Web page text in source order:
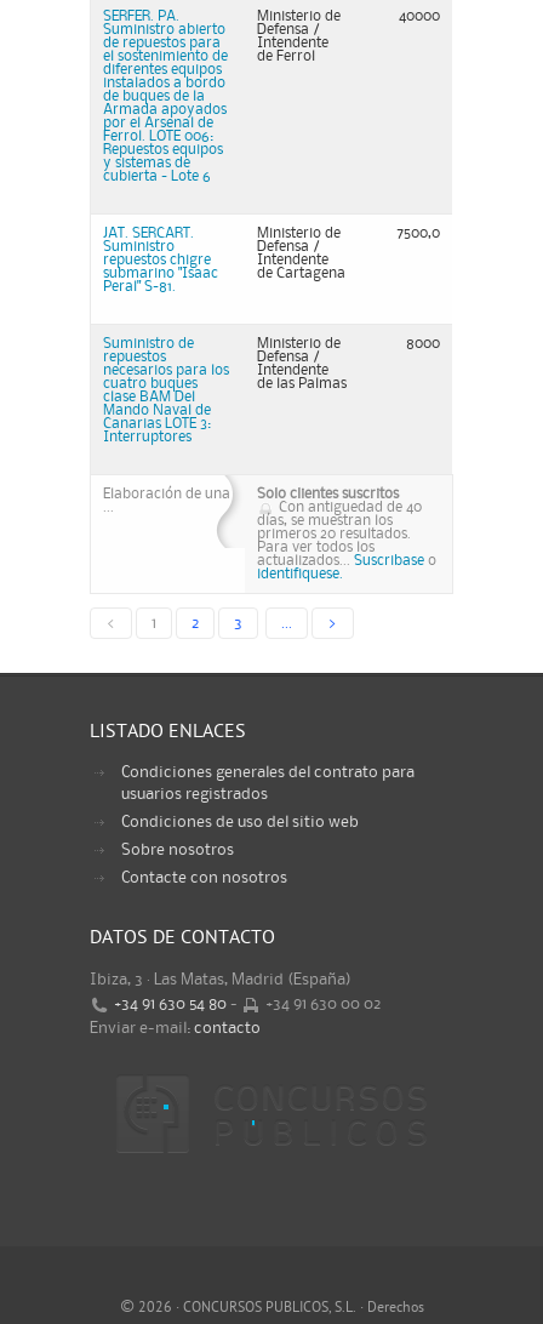
SERFER. PA.
Suministro abierto
de repuestos para
el sostenimiento de
diferentes equipos
instalados a bordo
de buques de la
Armada apoyados
por el Arsenal de
Ferrol. LOTE 006:
Repuestos equipos
y sistemas de
cubierta - Lote 6
Ministerio de
Defensa /
Intendente
de Ferrol
40000
JAT. SERCART.
Suministro
repuestos chigre
submarino "Isaac
Peral" S-81.
Ministerio de
Defensa /
Intendente
de Cartagena
7500,0
Suministro de
repuestos
necesarios para los
cuatro buques
clase BAM Del
Mando Naval de
Canarias LOTE 3:
Interruptores
Ministerio de
Defensa /
Intendente
de las Palmas
8000
Elaboración de una
Solo clientes suscritos
Con antiguedad de 40
días, se muestran los
primeros 20 resultados.
Para ver todos los
actualizados... Suscribase o
identifiquese.
< 1 2 3 >
LISTADO ENLACES
Condiciones generales del contrato para
usuarios registrados
Condiciones de uso del sitio web
Sobre nosotros
Contacte con nosotros
DATOS DE CONTACTO
Ibiza, 3 · Las Matas, Madrid (España)
+34 91 630 54 80 -
+34 91 630 00 02
Enviar e-mail: contacto
© 2026 · CONCURSOS PUBLICOS, S.L. · Derechos